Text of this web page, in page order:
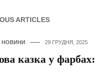
ARTICLES
НОВИНИ 29 ГРУДНЯ, 2025
казка у